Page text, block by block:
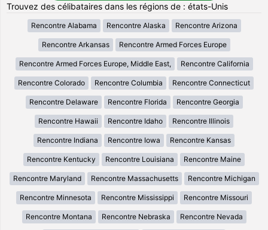
Trouvez des célibataires dans les régions de : états-Unis
Rencontre Alabama Rencontre Alaska Rencontre Arizona
Rencontre Arkansas Rencontre Armed Forces Europe
Rencontre Armed Forces Europe, Middle East, Rencontre California
Rencontre Colorado Rencontre Columbia Rencontre Connecticut
Rencontre Delaware Rencontre Florida Rencontre Georgia
Rencontre Hawaii Rencontre Idaho Rencontre Illinois
Rencontre Indiana Rencontre Iowa Rencontre Kansas
Rencontre Kentucky Rencontre Louisiana Rencontre Maine
Rencontre Maryland Rencontre Massachusetts Rencontre Michigan
Rencontre Minnesota Rencontre Mississippi Rencontre Missouri
Rencontre Montana Rencontre Nebraska Rencontre Nevada